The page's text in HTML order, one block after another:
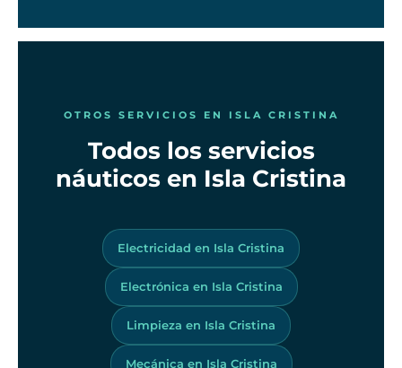
OTROS SERVICIOS EN ISLA CRISTINA
Todos los servicios
náuticos en Isla Cristina
Electricidad en Isla Cristina
Electrónica en Isla Cristina
Limpieza en Isla Cristina
Mecánica en Isla Cristina